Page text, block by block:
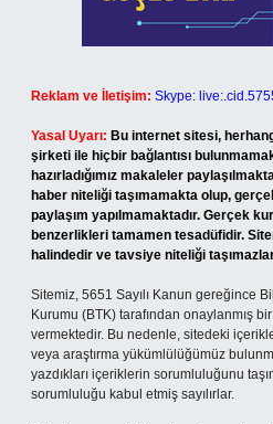
Reklam ve İletişim: Skype:
Yasal Uyarı: Bu internet sitesi,
şirketi ile hiçbir bağlantısı
hazırladığımız makaleler
haber niteliği taşımamakta olup,
paylaşım yapılmamaktadır. Gerçek
benzerlikleri tamamen tesadüfidir.
halindedir ve tavsiye niteliği
Sitemiz, 5651 Sayılı Kanun gereğince
Kurumu (BTK) tarafından onaylanmış
vermektedir. Bu nedenle, sitedeki
veya araştırma yükümlülüğümüz
yazdıkları içeriklerin sorumluluğunu
sorumluluğu kabul etmiş sayılırlar.